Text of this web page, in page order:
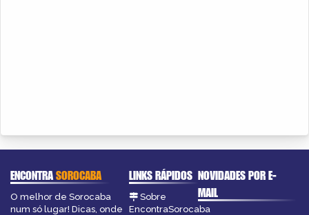
ENCONTRASOROCABA
O melhor de Sorocaba
num só lugar! Dicas, onde
LINKS RÁPIDOS
Sobre
EncontraSorocaba
NOVIDADES POR E-
MAIL